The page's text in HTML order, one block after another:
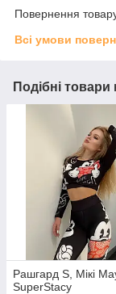
Повернення
Всі умови
Подібні товари
Рашгард S, Мікі
SuperStacy